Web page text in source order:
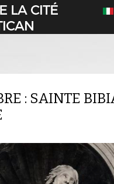
: SAINTE